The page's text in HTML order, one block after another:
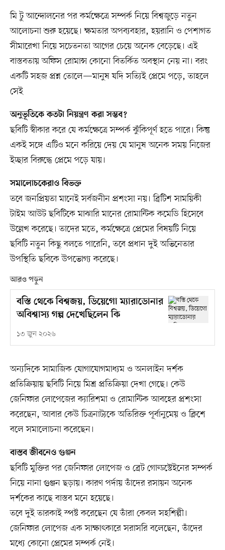
মি টু আন্দোলনের পর কর্মক্ষেত্রে সম্পর্ক নিয়ে বিশ্বজুড়ে নতুন
আলোচনা শুরু হয়েছে। ক্ষমতার অপব্যবহার, হয়রানি ও পেশাগত
সীমারেখা নিয়ে সচেতনতা আগের চেয়ে অনেক বেড়েছে। এই
বাস্তবতায় অফিস রোমান্স কোনো বিতর্কিত অবস্থান নেয় না। বরং
একটি সহজ প্রশ্ন তোলে—মানুষ যদি সত্যিই প্রেমে পড়ে, তাহলে
সেই
অনুভূতিকে কতটা নিয়ন্ত্রণ করা সম্ভব?
ছবিটি স্বীকার করে যে কর্মক্ষেত্রে সম্পর্ক ঝুঁকিপূর্ণ হতে পারে। কিন্তু
একই সঙ্গে এটিও মনে করিয়ে দেয় যে মানুষ অনেক সময় নিজের
ইচ্ছার বিরুদ্ধে প্রেমে পড়ে যায়।
সমালোচকেরাও বিভক্ত
তবে জনপ্রিয়তা মানেই সর্বজনীন প্রশংসা নয়। ব্রিটিশ সাময়িকী
টাইম আউট ছবিটিকে মাঝারি মানের রোমান্টিক কমেডি হিসেবে
উল্লেখ করেছে। তাদের মতে, কর্মক্ষেত্রে প্রেমের বিষয়টি নিয়ে
ছবিটি নতুন কিছু বলতে পারেনি, তবে প্রধান দুই অভিনেতার
উপস্থিতি ছবিকে উপভোগ্য করেছে।
আরও পড়ুন
বস্তি থেকে বিশ্বজয়, ডিয়েগো ম্যারাডোনার
অবিশ্বাস্য গল্প দেখেছিলেন কি
১৩ জুন ২০২৬
অন্যদিকে সামাজিক যোগাযোগমাধ্যম ও অনলাইন দর্শক
প্রতিক্রিয়ায় ছবিটি নিয়ে মিশ্র প্রতিক্রিয়া দেখা গেছে। কেউ
জেনিফার লোপেজের ক্যারিশমা ও রোমান্টিক আবহের প্রশংসা
করেছেন, আবার কেউ চিত্রনাট্যকে অতিরিক্ত পূর্বানুমেয় ও ক্লিশে
বলে সমালোচনা করেছেন।
বাস্তব জীবনেও গুঞ্জন
ছবিটি মুক্তির পর জেনিফার লোপেজ ও ব্রেট গোল্ডস্টেইনের সম্পর্ক
নিয়ে নানা গুঞ্জন ছড়ায়। কারণ পর্দায় তাঁদের রসায়ন অনেক
দর্শকের কাছে বাস্তব মনে হয়েছে।
তবে দুই তারকাই স্পষ্ট করেছেন যে তাঁরা কেবল সহশিল্পী।
জেনিফার লোপেজ এক সাক্ষাৎকারে সরাসরি বলেছেন, তাঁদের
মধ্যে কোনো প্রেমের সম্পর্ক নেই।